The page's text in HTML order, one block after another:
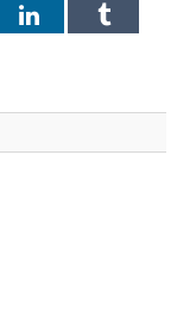
LinkedInTumblr